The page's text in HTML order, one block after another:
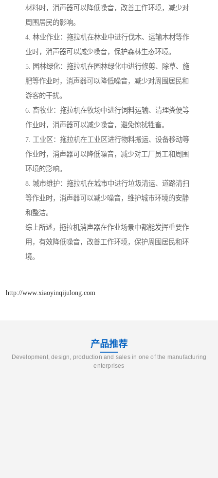
材料时，消声器可以降低噪音，改善工作环境，减少对
周围居民的影响。
4. 林业作业：拖拉机在林业中进行伐木、运输木材等作
业时，消声器可以减少噪音，保护森林生态环境。
5. 园林绿化：拖拉机在园林绿化中进行修剪、除草、施
肥等作业时，消声器可以降低噪音，减少对周围居民和
游客的干扰。
6. 畜牧业：拖拉机在牧场中进行饲料运输、清理粪便等
作业时，消声器可以减少噪音，避免惊扰牲畜。
7. 工业区：拖拉机在工业区进行物料搬运、设备移动等
作业时，消声器可以降低噪音，减少对工厂员工和周围
环境的影响。
8. 城市维护：拖拉机在城市中进行垃圾清运、道路清扫
等作业时，消声器可以减少噪音，维护城市环境的安静
和整洁。
综上所述，拖拉机消声器在作业场景中都能发挥重要作
用，有效降低噪音，改善工作环境，保护周围居民和环
境。
http://www.xiaoyinqijulong.com
产品推荐
Development, design, production and sales in one of the manufacturing
enterprises